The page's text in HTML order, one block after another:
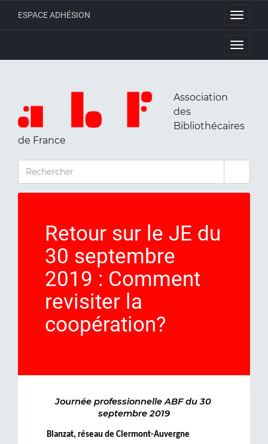
Toggle
ESPACE ADHÉSION
Toggle
Association
des
Bibliothécaires
de France
RECHERCHER
Retour sur le JE du
30 septembre
2019 : Comment
revisiter la
coopération?
Journée professionnelle ABF du 30
septembre 2019